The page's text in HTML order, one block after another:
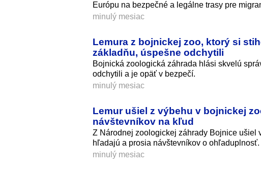
Európu na bezpečné a legálne trasy pre
minulý mesiac
Lemura z bojnickej zoo, ktorý si
základňu, úspešne odchytili
Bojnická zoologická záhrada hlási skvelú
odchytili a je opäť v bezpečí.
minulý mesiac
Lemur ušiel z výbehu v bojnickej
návštevníkov na kľud
Z Národnej zoologickej záhrady Bojnice ušiel
hľadajú a prosia návštevníkov o ohľaduplnosť.
minulý mesiac